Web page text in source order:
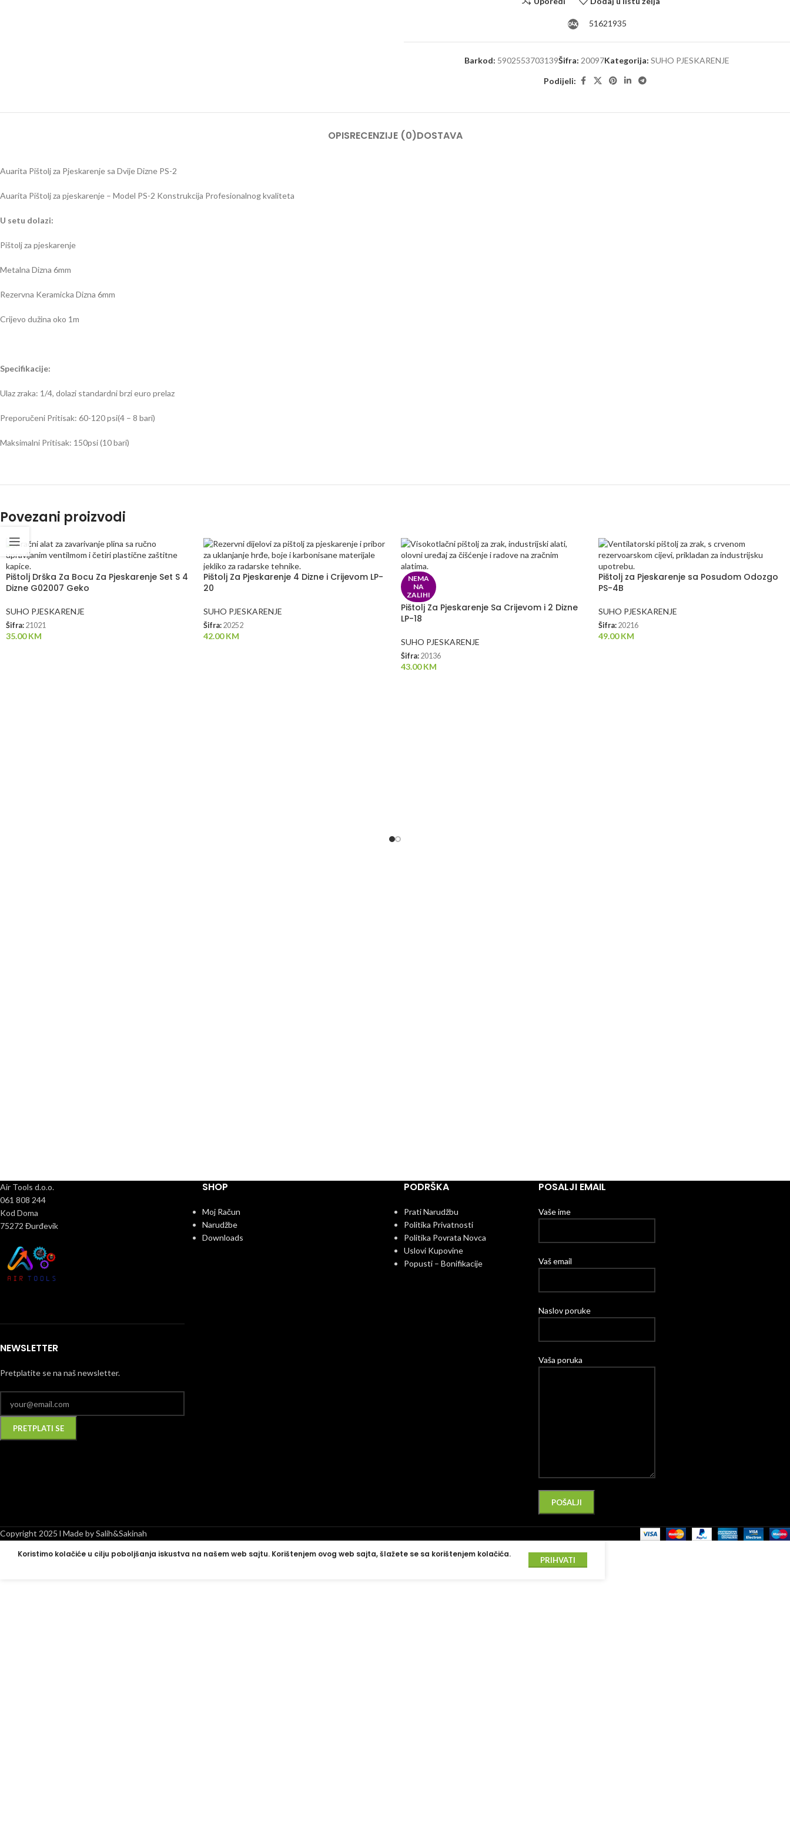
51621935
Barkod: 5902553703139Šifra: 20097Kategorija: SUHO PJESKARENJE
Podijeli:
OPISRECENZIJE (0)DOSTAVA
Auarita Pištolj za Pjeskarenje sa Dvije Dizne PS-2
Auarita Pištolj za pjeskarenje – Model PS-2 Konstrukcija Profesionalnog kvaliteta
U setu dolazi:
Pištolj za pjeskarenje
Metalna Dizna 6mm
Rezervna Keramicka Dizna 6mm
Crijevo dužina oko 1m
Specifikacije:
Ulaz zraka: 1/4, dolazi standardni brzi euro prelaz
Preporučeni Pritisak: 60-120 psi(4 – 8 bari)
Maksimalni Pritisak: 150psi (10 bari)
Povezani proizvodi
Pištolj Drška Za Bocu Za Pjeskarenje Set S 4
Dizne G02007 Geko
SUHO PJESKARENJE
Šifra: 21021
35.00KM
Pištolj Za Pjeskarenje 4 Dizne i Crijevom LP-
20
SUHO PJESKARENJE
Šifra: 20252
42.00KM
NEMA
NA
ZALIHI
Pištolj Za Pjeskarenje Sa Crijevom i 2 Dizne
LP-18
SUHO PJESKARENJE
Šifra: 20136
43.00KM
Pištolj za Pjeskarenje sa Posudom Odozgo
PS-4B
SUHO PJESKARENJE
Šifra: 20216
49.00KM
Air Tools d.o.o.
061 808 244
Kod Doma
75272 Đurđevik
NEWSLETTER
Pretplatite se na naš newsletter.
SHOP
Moj Račun
Narudžbe
Downloads
PODRŠKA
Prati Narudžbu
Politika Privatnosti
Politika Povrata Novca
Uslovi Kupovine
Popusti – Bonifikacije
POSALJI EMAIL
Vaše ime
Vaš email
Naslov poruke
Vaša poruka
Copyright 2025 l Made by Salih&Sakinah
Koristimo kolačiće u cilju poboljšanja iskustva na našem web sajtu. Korištenjem ovog web sajta, šlažete se sa korištenjem kolačića.
PRIHVATI